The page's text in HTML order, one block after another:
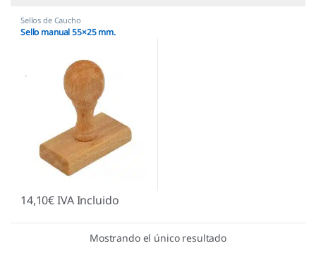
Sellos de Caucho
Sello manual 55×25 mm.
14,10€IVA Incluido
Mostrando el único resultado